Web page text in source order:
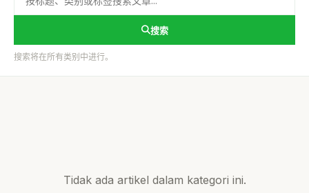
搜索
搜索将在所有类别中进行。
Tidak ada artikel dalam kategori ini.